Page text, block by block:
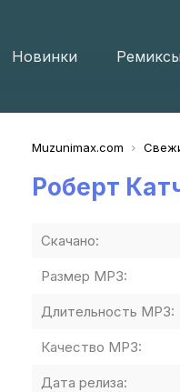
Новинки Ремиксы
Muzunimax.com
Роберт
Скачано:
Размер MP3:
Длительность MP3:
Качество MP3:
Дата релиза: